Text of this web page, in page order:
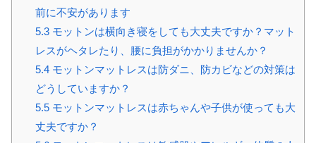
前に不安があります
5.3モットンは横向き寝をしても大丈夫ですか？マット
レスがヘタレたり、腰に負担がかかりませんか？
5.4モットンマットレスは防ダニ、防カビなどの対策は
どうしていますか？
5.5モットンマットレスは赤ちゃんや子供が使っても大
丈夫ですか？